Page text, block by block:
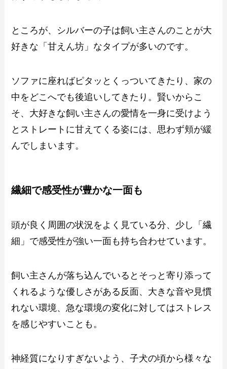
ところが、シルバーの子は飼い主さんのことが大
好きな「甘えん坊」なタイプが多いのです。
ソファに座ればピタッとくっついてきたり、家の
中をどこへでも後追いしてきたり。賢いからこ
そ、大好きな飼い主さんの愛情を一身に受けよう
とストレートに甘えてくる姿には、思わず頬が緩
んでしまいます。
繊細で感受性が豊かな一面も
頭が良く周囲の状況をよく見ている分、少し「繊
細」で感受性が強い一面も持ち合わせています。
飼い主さんが落ち込んでいるとそっと寄り添って
くれるような優しさがある反面、大きな音や見慣
れない環境、急な環境の変化に対してはストレス
を感じやすいことも。
神経質になりすぎないよう、子犬の頃から様々な